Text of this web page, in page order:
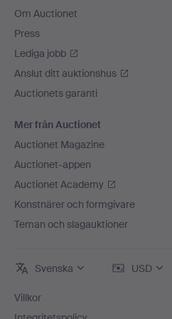
Om Auctionet
Press
Lediga jobb
Anslut ditt auktionshus
Auctionets garanti
Mer från Auctionet
Auctionet Magazine
Auctionet-appen
Auctionet Academy
Konstnärer och formgivare
Teman och slagauktioner
Svenska USD
Villkor